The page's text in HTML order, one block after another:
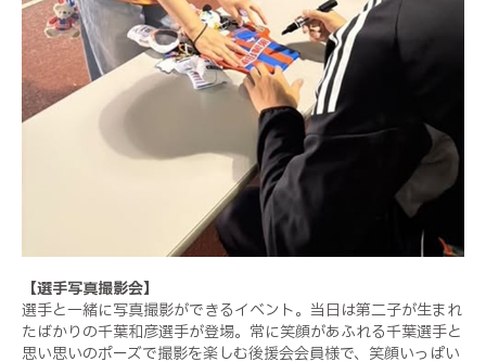
【選手写真撮影会】
選手と一緒に写真撮影ができるイベント。当日は第二子が生まれ
たばかりの千葉和彦選手が登場。常に笑顔があふれる千葉選手と
思い思いのポーズで撮影を楽しむ後援会会員様で、笑顔いっぱい